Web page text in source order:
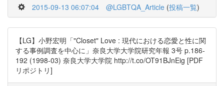
2015-09-13 06:07:04 @LGBTQA_Article (投稿一覧)
【LG】小野宏明「"Closet" Love : 現代における恋愛と性に関
する事例調査を中心に」奈良大学大学院研究年報 3号 p.186-
192 (1998-03) 奈良大学大学院 http://t.co/OT91BJnEig [PDF
リポジトリ]